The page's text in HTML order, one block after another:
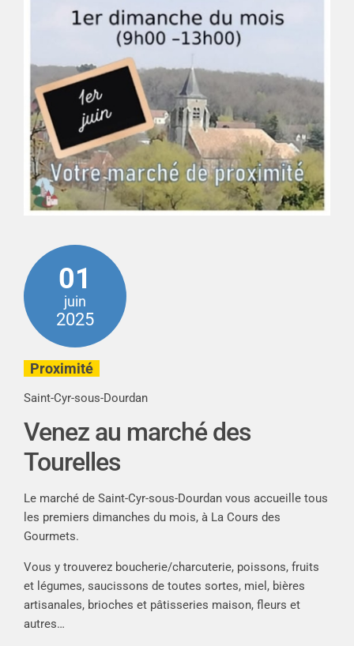
01
juin
2025
Proximité
Saint-Cyr-sous-Dourdan
Venez au marché des
Tourelles
Le marché de Saint-Cyr-sous-Dourdan vous accueille tous
les premiers dimanches du mois, à La Cours des
Gourmets.
Vous y trouverez boucherie/charcuterie, poissons, fruits
et légumes, saucissons de toutes sortes, miel, bières
artisanales, brioches et pâtisseries maison, fleurs et
autres…